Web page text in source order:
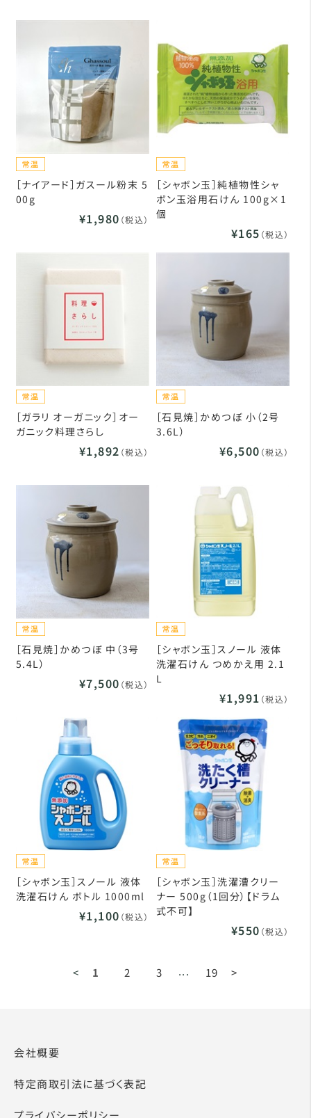
［ナイアード］ガスール粉末 5
00g
¥1,980 （税込）
［シャボン玉］純植物性シャ
ボン玉浴用石けん 100g×1
個
¥165 （税込）
［ガラリ オーガニック］オー
ガニック料理さらし
¥1,892 （税込）
［石見焼］かめつぼ 小（2号
3.6L）
¥6,500 （税込）
［石見焼］かめつぼ 中（3号
5.4L）
¥7,500 （税込）
［シャボン玉］スノール 液体
洗濯石けん つめかえ用 2.1
L
¥1,991 （税込）
［シャボン玉］スノール 液体
洗濯石けん ボトル 1000ml
¥1,100 （税込）
［シャボン玉］洗濯漕クリー
ナー 500g（1回分）【ドラム
式不可】
¥550 （税込）
< 1 2 3 ... 19 >
会社概要
特定商取引法に基づく表記
プライバシーポリシー